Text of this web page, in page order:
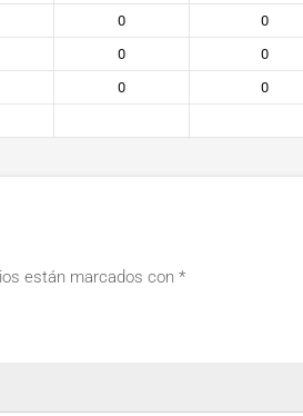
0
0
0
0
0
0
están marcados con *